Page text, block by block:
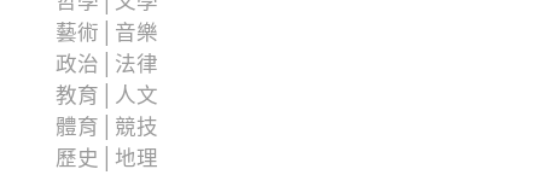
藝術│音樂
政治│法律
教育│人文
體育│競技
歷史│地理